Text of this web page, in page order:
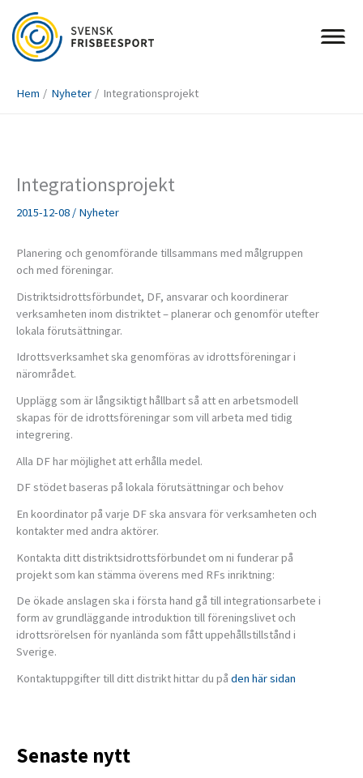
innehåll
Hem Nyheter Integrationsprojekt
Integrationsprojekt
2015-12-08 / Nyheter
Planering och genomförande tillsammans med målgruppen
och med föreningar.
Distriktsidrottsförbundet, DF, ansvarar och koordinerar
verksamheten inom distriktet – planerar och genomför utefter
lokala förutsättningar.
Idrottsverksamhet ska genomföras av idrottsföreningar i
närområdet.
Upplägg som är långsiktigt hållbart så att en arbetsmodell
skapas för de idrottsföreningar som vill arbeta med tidig
integrering.
Alla DF har möjlighet att erhålla medel.
DF stödet baseras på lokala förutsättningar och behov
En koordinator på varje DF ska ansvara för verksamheten och
kontakter med andra aktörer.
Kontakta ditt distriktsidrottsförbundet om ni funderar på
projekt som kan stämma överens med RFs inriktning:
De ökade anslagen ska i första hand gå till integrationsarbete i
form av grundläggande introduktion till föreningslivet och
idrottsrörelsen för nyanlända som fått uppehållstillstånd i
Sverige.
Kontaktuppgifter till ditt distrikt hittar du på den här sidan
Senaste nytt